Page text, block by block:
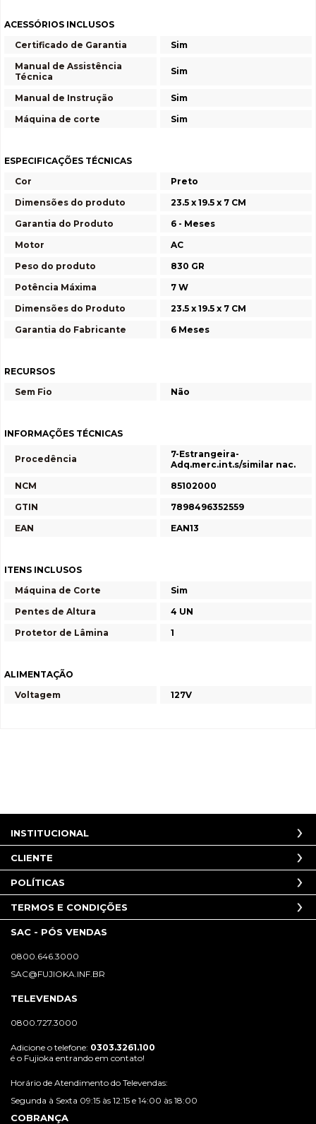
ACESSÓRIOS INCLUSOS
Certificado de Garantia
Sim
Manual de Assistência
Técnica
Sim
Manual de Instrução
Sim
Máquina de corte
Sim
ESPECIFICAÇÕES TÉCNICAS
Cor
Preto
Dimensões do produto
23.5 x 19.5 x 7 CM
Garantia do Produto
6 - Meses
Motor
AC
Peso do produto
830 GR
Potência Máxima
7 W
Dimensões do Produto
23.5 x 19.5 x 7 CM
Garantia do Fabricante
6 Meses
RECURSOS
Sem Fio
Não
INFORMAÇÕES TÉCNICAS
Procedência
7-Estrangeira-
Adq.merc.int.s/similar nac.
NCM
85102000
GTIN
7898496352559
EAN
EAN13
ITENS INCLUSOS
Máquina de Corte
Sim
Pentes de Altura
4 UN
Protetor de Lâmina
1
ALIMENTAÇÃO
Voltagem
127V
INSTITUCIONAL
CLIENTE
POLÍTICAS
TERMOS E CONDIÇÕES
SAC - PÓS VENDAS
0800.646.3000
SAC@FUJIOKA.INF.BR
TELEVENDAS
0800.727.3000
Adicione o telefone: 0303.3261.100
é o Fujioka entrando em contato!
Horário de Atendimento do Televendas:
Segunda à Sexta 09:15 às 12:15 e 14:00 às 18:00
COBRANÇA